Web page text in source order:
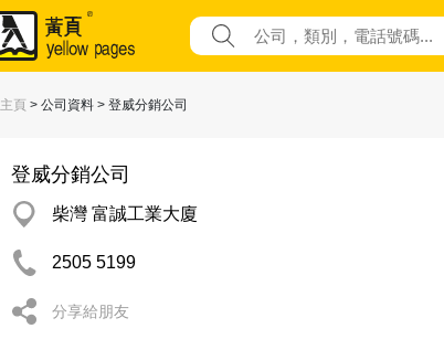
主頁 > 公司資料 > 登威分銷公司
登威分銷公司
柴灣 富誠工業大廈
2505 5199
分享給朋友